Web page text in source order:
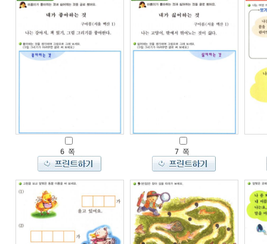
6 쪽 7 쪽